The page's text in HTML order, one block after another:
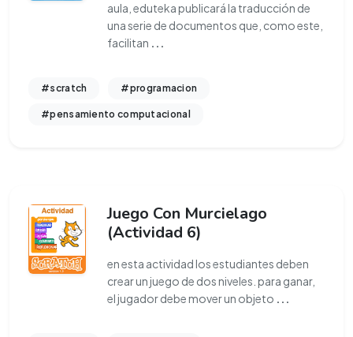
aula, eduteka publicará la traducción de
una serie de documentos que, como este,
facilitan ...
#scratch #programacion
#pensamiento computacional
Juego Con Murcielago
(Actividad 6)
en esta actividad los estudiantes deben
crear un juego de dos niveles. para ganar,
el jugador debe mover un objeto ...